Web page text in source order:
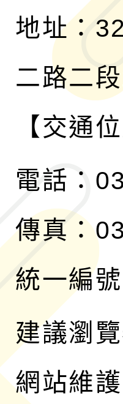
地址：
二路二
【交通
電話：
傳真：
統一編
建議瀏
網站維